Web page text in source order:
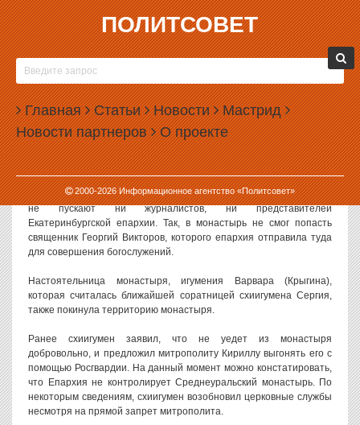
ПОЛИТСОВЕТ
Главная Статьи Новости Мастрид
Новости партнеров О проекте
2000-2026Информационное агентство «Политсовет»
17.06.2020, 09:22
СХИИГУМЕН СЕРГИЙ ЗАБАРРИКАДИРОВАЛСЯ
В СРЕДНЕУРАЛЬСКОМ ЖЕНСКОМ
МОНАСТЫРЕ
Опальный схиигумен Сергий (Романов) забаррикадировался в
Среднеуральском женском монастыре, территорию которого
охраняют верные ему казаки.
По имеющейся информации, на территорию монастыря сейчас
не пускают ни журналистов, ни представителей
Екатеринбургской епархии. Так, в монастырь не смог попасть
священник Георгий Викторов, которого епархия отправила туда
для совершения богослужений.
Настоятельница монастыря, игумения Варвара (Крыгина),
которая считалась ближайшей соратницей схиигумена Сергия,
также покинула территорию монастыря.
Ранее схиигумен заявил, что не уедет из монастыря
добровольно, и предложил митрополиту Кириллу выгонять его с
помощью Росгвардии. На данный момент можно констатировать,
что Епархия не контролирует Среднеуральский монастырь. По
некоторым сведениям, схиигумен возобновил церковные службы
несмотря на прямой запрет митрополита.